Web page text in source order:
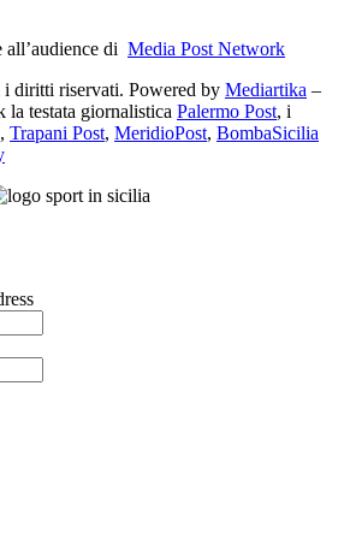
di Media Post Network
diritti riservati. Powered by Mediartika –
la testata giornalistica Palermo Post, i
Trapani Post, MeridioPost, BombaSicilia